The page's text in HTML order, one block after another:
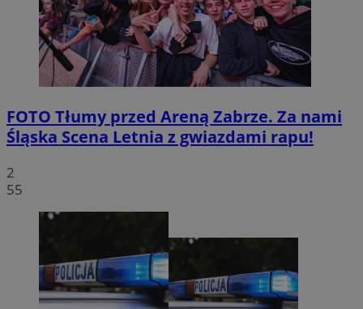
FOTO Tłumy przed Areną Zabrze. Za nami
Śląska Scena Letnia z gwiazdami rapu!
2
55